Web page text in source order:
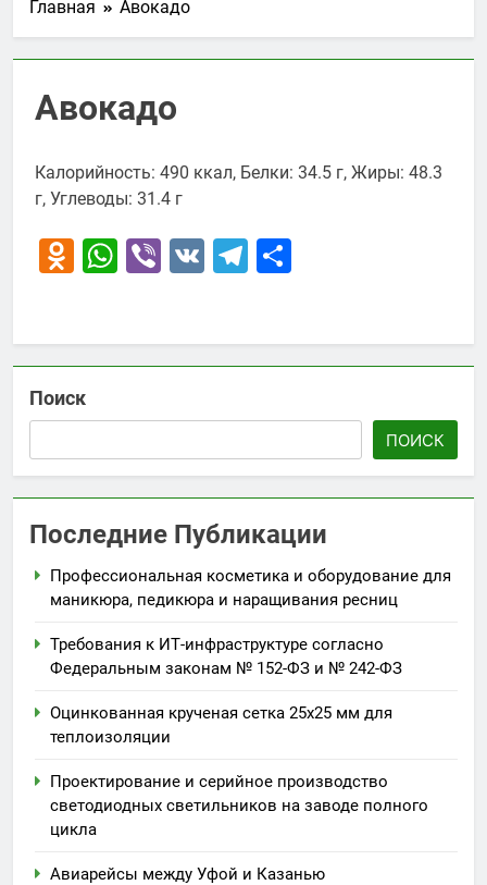
Главная Авокадо
Авокадо
Калорийность: 490 ккал, Белки: 34.5 г, Жиры: 48.3
г, Углеводы: 31.4 г
Odnoklassniki
WhatsApp
Viber
VK Telegram
Поиск
ПОИСК
Последние Публикации
Профессиональная косметика и оборудование для
маникюра, педикюра и наращивания ресниц
Требования к ИТ-инфраструктуре согласно
Федеральным законам № 152-ФЗ и № 242-ФЗ
Оцинкованная крученая сетка 25х25 мм для
теплоизоляции
Проектирование и серийное производство
светодиодных светильников на заводе полного
цикла
Авиарейсы между Уфой и Казанью